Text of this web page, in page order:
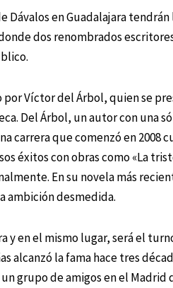
Dávalos en Guadalajara
dos renombrados
Víctor del Árbol, quien se
Del Árbol, un autor con una
carrera que comenzó en
éxitos con obras como «La
En su novela más
ambición desmedida.
y en el mismo lugar, será el
alcanzó la fama hace tres
grupo de amigos en el Madrid